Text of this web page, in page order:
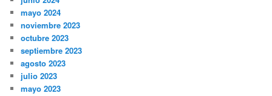
mayo 2024
noviembre 2023
octubre 2023
septiembre 2023
agosto 2023
julio 2023
mayo 2023